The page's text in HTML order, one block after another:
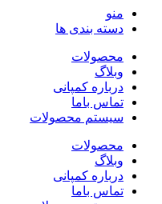
منو
دسته بندی ها
محصولات
وبلاگ
درباره کمپانی
تماس باما
سیستم محصولات
محصولات
وبلاگ
درباره کمپانی
تماس باما